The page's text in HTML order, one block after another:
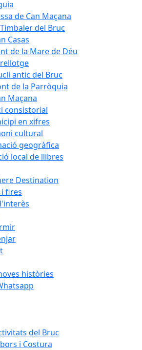
de Can Maçana
del Bruc
Casas
de la Mare de Déu
antic del Bruc
de la Parròquia
Maçana
consistorial
en xifres
cultural
geogràfica
local de llibres
Destination
i fires
històries
del Bruc
i Costura